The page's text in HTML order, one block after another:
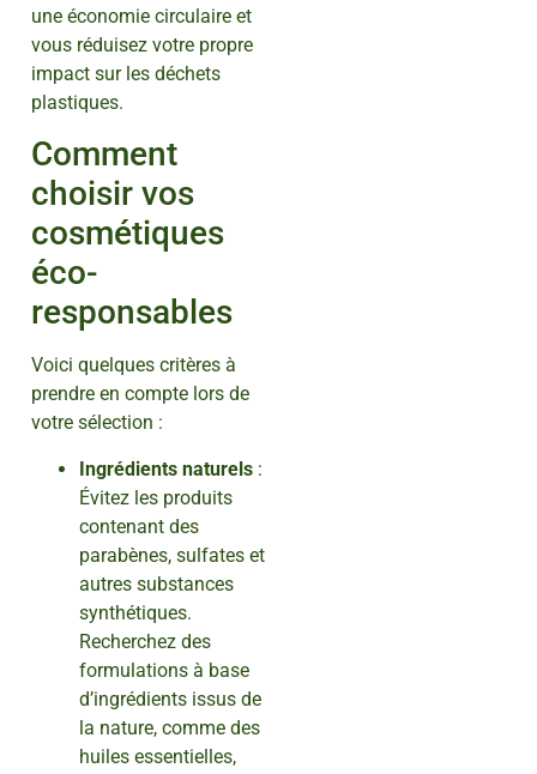
une économie circulaire et
vous réduisez votre propre
impact sur les déchets
plastiques.
Comment
choisir vos
cosmétiques
éco-
responsables
Voici quelques critères à
prendre en compte lors de
votre sélection :
Ingrédients naturels :
Évitez les produits
contenant des
parabènes, sulfates et
autres substances
synthétiques.
Recherchez des
formulations à base
d’ingrédients issus de
la nature, comme des
huiles essentielles,